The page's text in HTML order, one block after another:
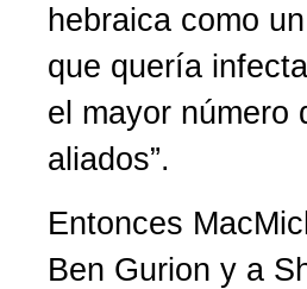
hebraica como
que quería
el mayor número
aliados”.
Entonces
Ben Gurion y a